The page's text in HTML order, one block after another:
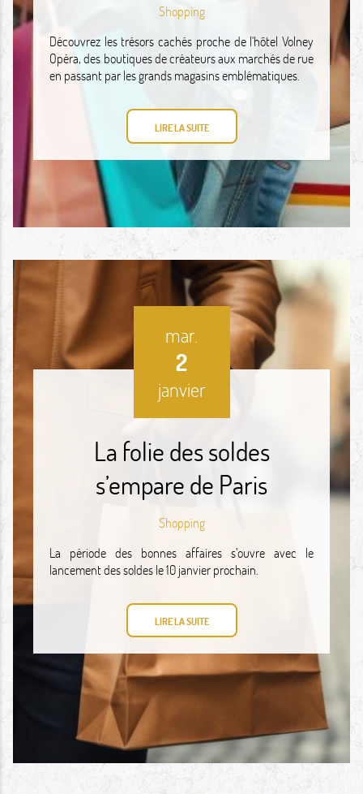
Shopping
Découvrez les trésors cachés proche de l'hôtel Volney
Opéra, des boutiques de créateurs aux marchés de rue
en passant par les grands magasins emblématiques.
LIRE LA SUITE
mar.
2
janvier
La folie des soldes
s’empare de Paris
Shopping
La période des bonnes affaires s’ouvre avec le
lancement des soldes le 10 janvier prochain.
LIRE LA SUITE